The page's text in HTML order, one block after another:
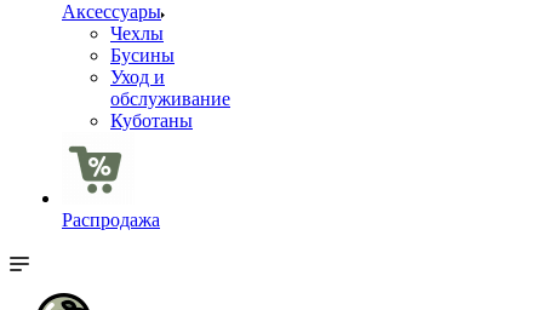
Аксессуары
Чехлы
Бусины
Уход и
обслуживание
Куботаны
Распродажа